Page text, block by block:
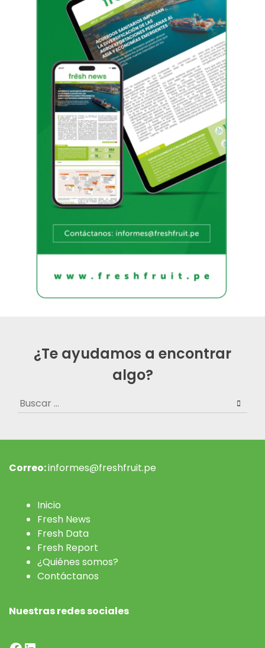
¿Te ayudamos a encontrar
algo?
Buscar:
Correo:informes@freshfruit.pe
Inicio
Fresh News
Fresh Data
Fresh Report
¿Quiénes somos?
Contáctanos
Nuestras redes sociales